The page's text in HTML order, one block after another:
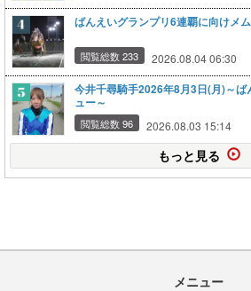
ばんえいグランプリ6連覇に向けメ
閲覧総数 233 2026.08.04 06:30
今井千尋騎手2026年8月3日(月)～
ュー～
閲覧総数 96 2026.08.03 15:14
もっと見る
メニュー